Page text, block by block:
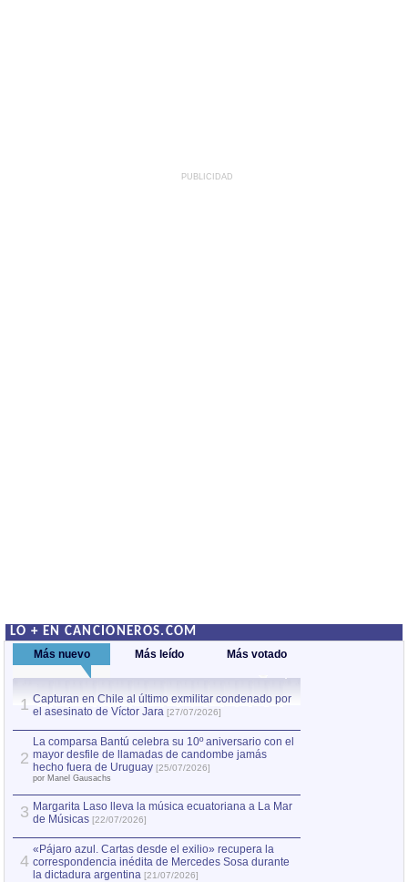
PUBLICIDAD
LO + EN CANCIONEROS.COM
Más nuevo Más leído Más votado
1 Capturan en Chile al último exmilitar condenado por
el asesinato de Víctor Jara [27/07/2026]
2
La comparsa Bantú celebra su 10º aniversario con el
mayor desfile de llamadas de candombe jamás
hecho fuera de Uruguay [25/07/2026]
por Manel Gausachs
3 Margarita Laso lleva la música ecuatoriana a La Mar
de Músicas [22/07/2026]
4
«Pájaro azul. Cartas desde el exilio» recupera la
correspondencia inédita de Mercedes Sosa durante
la dictadura argentina [21/07/2026]